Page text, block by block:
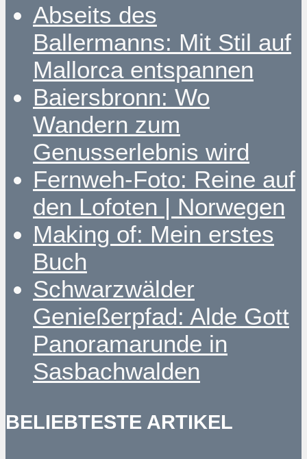
Abseits des
Ballermanns: Mit Stil auf
Mallorca entspannen
Baiersbronn: Wo
Wandern zum
Genusserlebnis wird
Fernweh-Foto: Reine auf
den Lofoten | Norwegen
Making of: Mein erstes
Buch
Schwarzwälder
Genießerpfad: Alde Gott
Panoramarunde in
Sasbachwalden
BELIEBTESTE ARTIKEL